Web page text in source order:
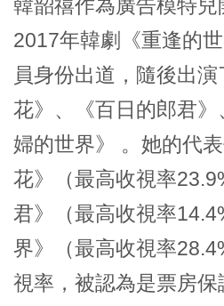
韓韶禧作為廣告模特
2017年韓劇《重逢的
員身份出道，隨後出
花》、《百日的郎君
婦的世界》 。她的代
花》（最高收視率
君》（最高收視率
界》（最高收視率
視率，被認為是票房保